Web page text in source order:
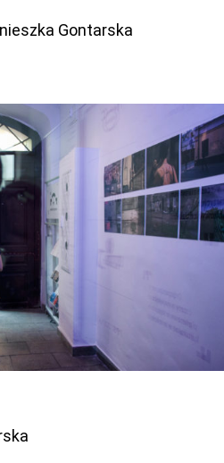
Gontarska